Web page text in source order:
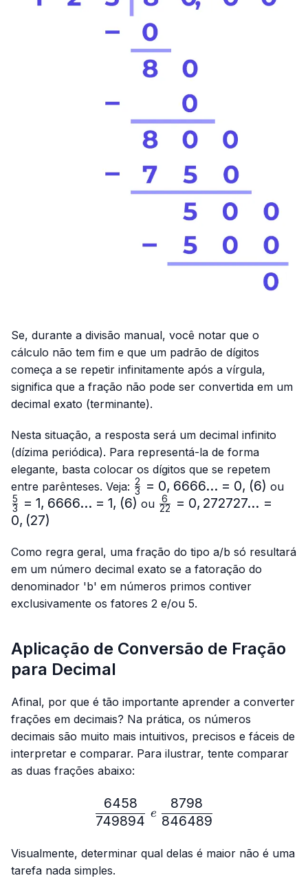
Se, durante a divisão manual, você notar que o
cálculo não tem fim e que um padrão de dígitos
começa a se repetir infinitamente após a vírgula,
significa que a fração não pode ser convertida em um
decimal exato (terminante).
Nesta situação, a resposta será um decimal infinito
(dízima periódica). Para representá-la de forma
elegante, basta colocar os dígitos que se repetem
entre parênteses. Veja: \frac{2}
{3}=0,6666...
= 0,(6)
3
2 = 0, 6666... = 0, (6) ou
3
5 = 1, 6666... = 1, (6) ou \frac{6}
22
6 = 0, 272727... =
0, (27)
Como regra geral, uma fração do tipo a/b só resultará
em um número decimal exato se a fatoração do
denominador 'b' em números primos contiver
exclusivamente os fatores 2 e/ou 5.
Aplicação de Conversão de Fração
para Decimal
Afinal, por que é tão importante aprender a converter
frações em decimais? Na prática, os números
decimais são muito mais intuitivos, precisos e fáceis de
interpretar e comparar. Para ilustrar, tente comparar
as duas frações abaixo:
\frac{6458}{749894} \
749894
6458
e 846489
8798
Visualmente, determinar qual delas é maior não é uma
tarefa nada simples.